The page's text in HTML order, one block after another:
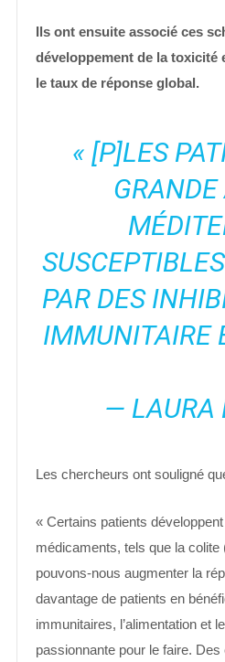
Ils ont ensuite associé ces
développement de la toxicité
le taux de réponse global.
« [P]LES
PAR DES
IMMUNITAIRE
— LAURA
Les chercheurs ont souligné
« Certains patients
médicaments, tels que la colite
pouvons-nous augmenter la
davantage de patients en
immunitaires, l’alimentation et
passionnante pour le faire. Des